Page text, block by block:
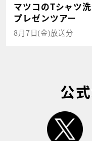
マツコのTシャツ
プレゼンツアー
8月7日(金)放送分
公